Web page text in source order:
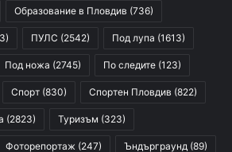
Образование в Пловдив (736)
ПУЛС (2542) Под лупа (1613)
Под ножа (2745) По следите (123)
Спорт (830) Спортен Пловдив (822)
(2823) Туризъм (323)
Фоторепортаж (247) Ъндърграунд (89)